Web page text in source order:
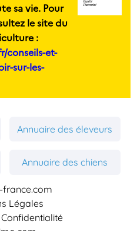
sa vie. Pour
le site du
:
conseils-et-
sur-les-
Annuaire des éleveurs
Annuaire des chiens
france.com
Légales